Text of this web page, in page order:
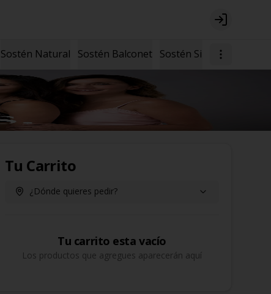
Login
Sostén Natural Sostén Balconet Sostén Sin Arcos
Tu Carrito
¿Dónde quieres pedir?
Tu carrito esta vacío
Los productos que agregues aparecerán aquí